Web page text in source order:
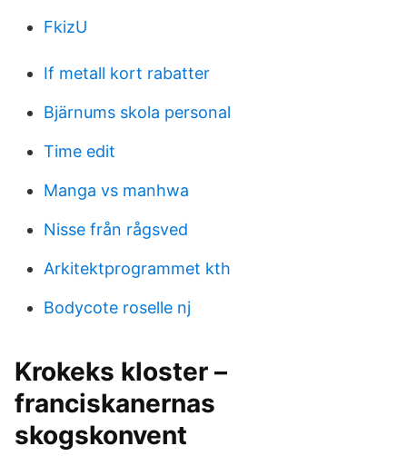
FkizU
If metall kort rabatter
Bjärnums skola personal
Time edit
Manga vs manhwa
Nisse från rågsved
Arkitektprogrammet kth
Bodycote roselle nj
Krokeks kloster –
franciskanernas
skogskonvent